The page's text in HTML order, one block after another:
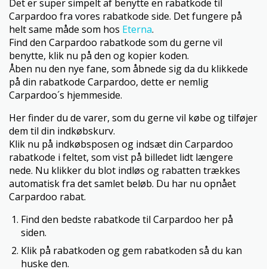
Det er super simpelt af benytte en rabatkode til
Carpardoo fra vores rabatkode side. Det fungere på
helt same måde som hos Eterna.
Find den Carpardoo rabatkode som du gerne vil
benytte, klik nu på den og kopier koden.
Åben nu den nye fane, som åbnede sig da du klikkede
på din rabatkode Carpardoo, dette er nemlig
Carpardoo´s hjemmeside.
Her finder du de varer, som du gerne vil købe og tilføjer
dem til din indkøbskurv.
Klik nu på indkøbsposen og indsæt din Carpardoo
rabatkode i feltet, som vist på billedet lidt længere
nede. Nu klikker du blot indløs og rabatten trækkes
automatisk fra det samlet beløb. Du har nu opnået
Carpardoo rabat.
Find den bedste rabatkode til Carpardoo her på
siden.
Klik på rabatkoden og gem rabatkoden så du kan
huske den.